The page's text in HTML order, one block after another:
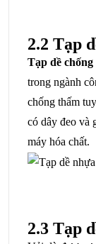
2.2 Tạp
Tạp dề chống
trong ngành
chống thấm
có dây đeo và
máy hóa chất.
2.3 Tạp